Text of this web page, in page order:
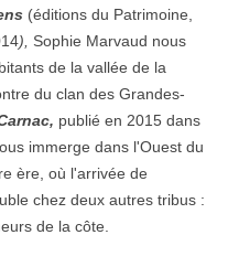
(éditions du Patrimoine,
),
Sophie Marvaud nous
de la vallée de la
du clan des Grandes-
publié en 2015 dans
immerge dans l'Ouest du
ère, où l'arrivée de
chez deux autres tribus :
de la côte.